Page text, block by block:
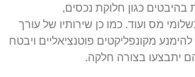
כגון חלוקת נכסים,
מס ועוד. כמו כן שירותיו של עורך
להימנע מקונפליקטים פוטנציאליים ויבטח
יתבצעו בצורה חלקה.